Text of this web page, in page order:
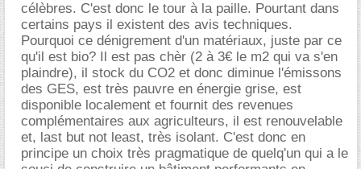
célèbres. C'est donc le tour à la paille. Pourtant dans
certains pays il existent des avis techniques.
Pourquoi ce dénigrement d'un matériaux, juste par ce
qu'il est bio? Il est pas chèr (2 à 3€ le m2 qui va s'en
plaindre), il stock du CO2 et donc diminue l'émissons
des GES, est très pauvre en énergie grise, est
disponible localement et fournit des revenues
complémentaires aux agriculteurs, il est renouvelable
et, last but not least, très isolant. C'est donc en
principe un choix très pragmatique de quelq'un qui a le